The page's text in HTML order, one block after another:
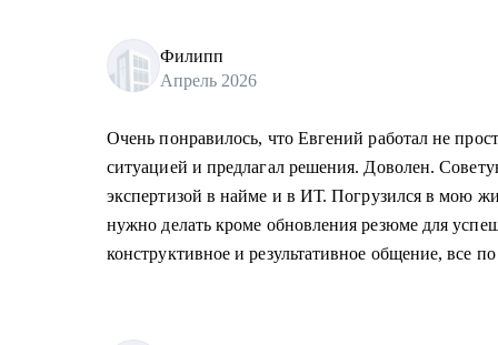
Филипп
Апрель 2026
Очень понравилось, что Евгений работал не
ситуацией и предлагал решения. Доволен.
экспертизой в найме и в ИТ. Погрузился в мою
нужно делать кроме обновления резюме для
конструктивное и результативное общение, все по